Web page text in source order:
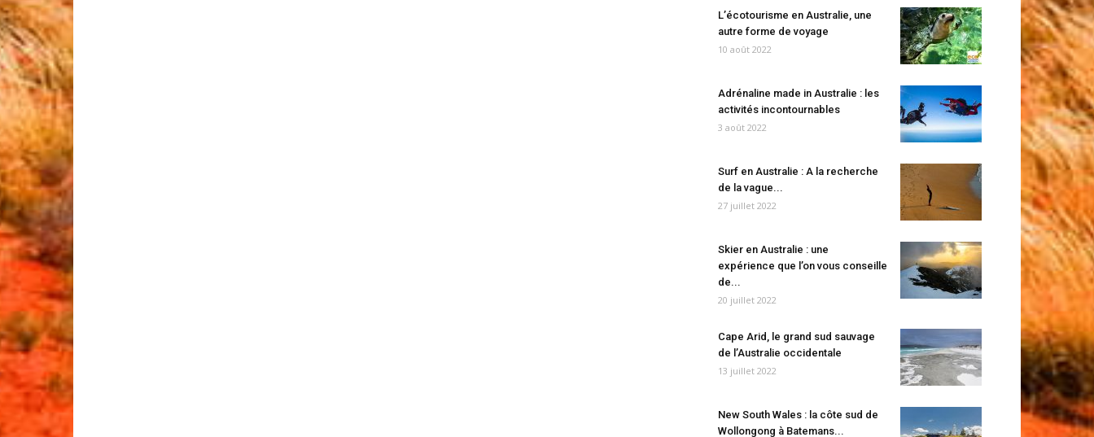
L’écotourisme en Australie, une
autre forme de voyage
10 août 2022
Adrénaline made in Australie : les
activités incontournables
3 août 2022
Surf en Australie : A la recherche
de la vague...
27 juillet 2022
Skier en Australie : une
expérience que l’on vous conseille
de...
20 juillet 2022
Cape Arid, le grand sud sauvage
de l’Australie occidentale
13 juillet 2022
New South Wales : la côte sud de
Wollongong à Batemans...